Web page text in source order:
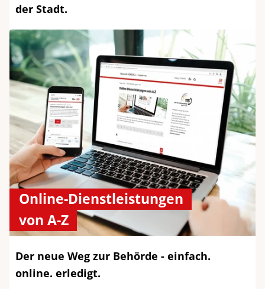
der Stadt.
Online-Dienstleistungen
von A-Z
Der neue Weg zur Behörde - einfach.
online. erledigt.